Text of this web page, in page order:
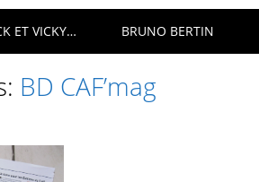
ET VICKY… BRUNO BERTIN
BD CAF’mag